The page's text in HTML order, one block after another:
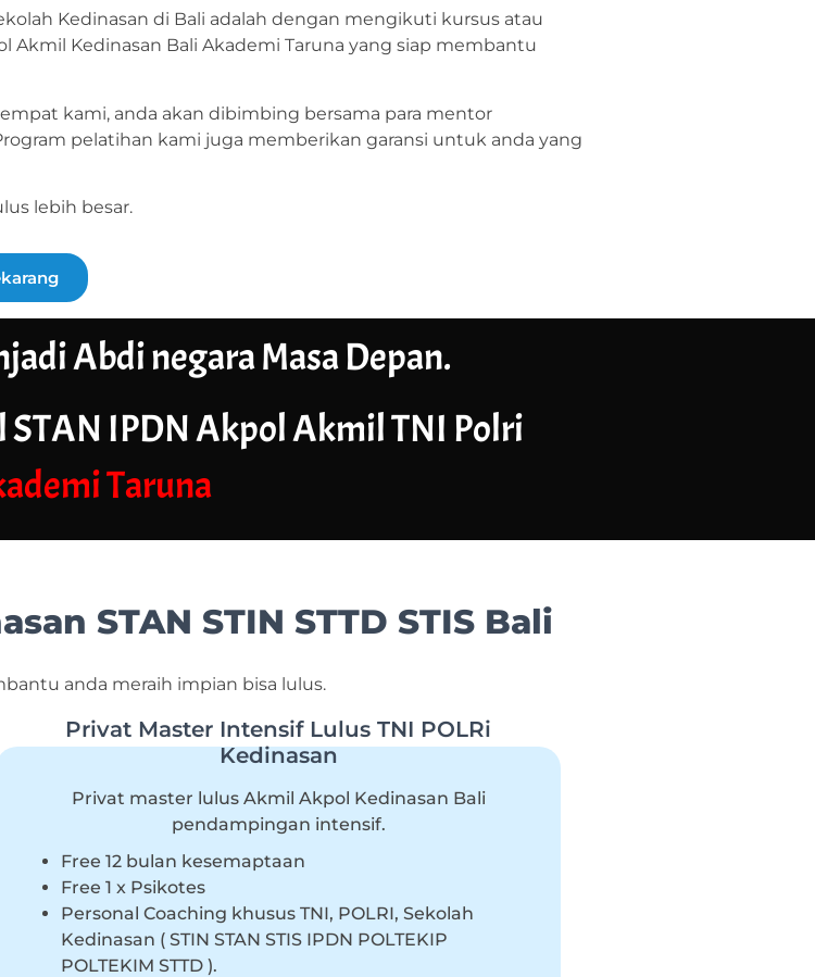
Kedinasan di Bali adalah dengan mengikuti kursus atau
Akmil Kedinasan Bali Akademi Taruna yang siap membantu
kami, anda akan dibimbing bersama para mentor
pelatihan kami juga memberikan garansi untuk anda yang
lebih besar.
Abdi negara Masa Depan.
STAN IPDN Akpol Akmil TNI Polri
Taruna
STAN STIN STTD STIS Bali
anda meraih impian bisa lulus.
Privat Master Intensif Lulus TNI POLRi
Kedinasan
Privat master lulus Akmil Akpol Kedinasan Bali
pendampingan intensif.
Free 12 bulan kesemaptaan
Free 1 x Psikotes
Personal Coaching khusus TNI, POLRI, Sekolah
Kedinasan ( STIN STAN STIS IPDN POLTEKIP
POLTEKIM STTD ).